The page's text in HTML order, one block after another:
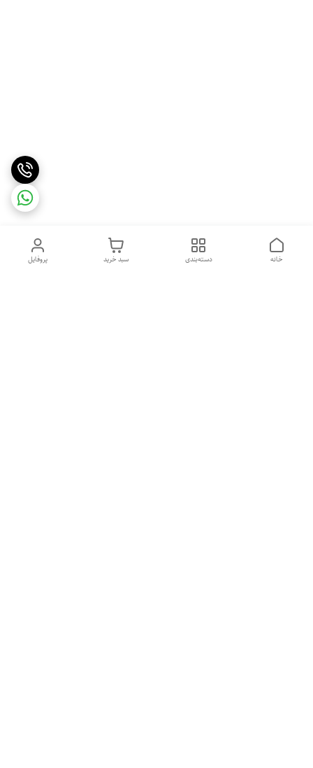
پروفایل سبد خرید دسته‌بندی خانه